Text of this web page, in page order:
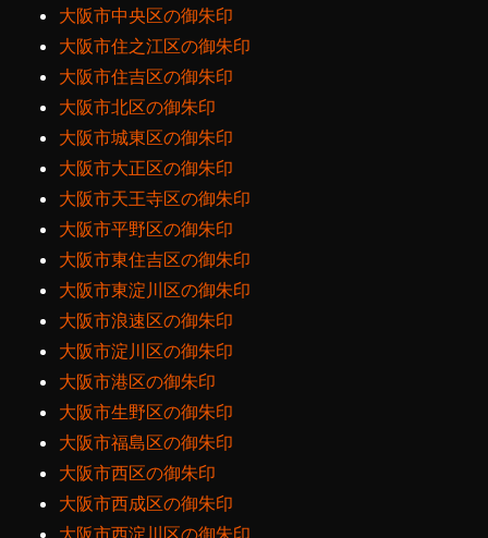
大阪市中央区の御朱印
大阪市住之江区の御朱印
大阪市住吉区の御朱印
大阪市北区の御朱印
大阪市城東区の御朱印
大阪市大正区の御朱印
大阪市天王寺区の御朱印
大阪市平野区の御朱印
大阪市東住吉区の御朱印
大阪市東淀川区の御朱印
大阪市浪速区の御朱印
大阪市淀川区の御朱印
大阪市港区の御朱印
大阪市生野区の御朱印
大阪市福島区の御朱印
大阪市西区の御朱印
大阪市西成区の御朱印